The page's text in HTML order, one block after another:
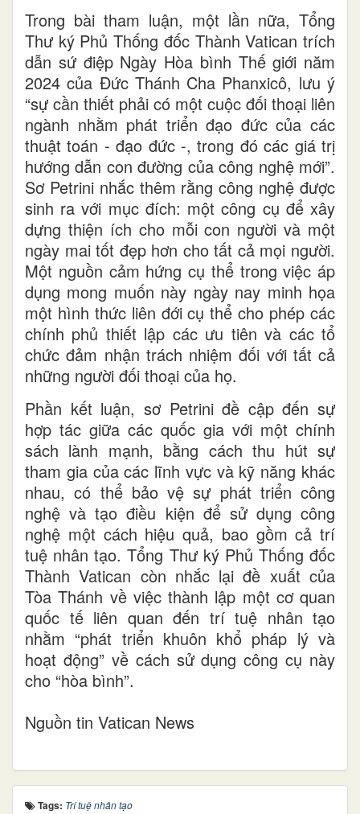
Trong bài tham luận, một lần nữa, Tổng
Thư ký Phủ Thống đốc Thành Vatican trích
dẫn sứ điệp Ngày Hòa bình Thế giới năm
2024 của Đức Thánh Cha Phanxicô, lưu ý
“sự cần thiết phải có một cuộc đối thoại liên
ngành nhằm phát triển đạo đức của các
thuật toán - đạo đức -, trong đó các giá trị
hướng dẫn con đường của công nghệ mới”.
Sơ Petrini nhắc thêm rằng công nghệ được
sinh ra với mục đích: một công cụ để xây
dựng thiện ích cho mỗi con người và một
ngày mai tốt đẹp hơn cho tất cả mọi người.
Một nguồn cảm hứng cụ thể trong việc áp
dụng mong muốn này ngày nay minh họa
một hình thức liên đới cụ thể cho phép các
chính phủ thiết lập các ưu tiên và các tổ
chức đảm nhận trách nhiệm đối với tất cả
những người đối thoại của họ.
Phần kết luận, sơ Petrini đề cập đến sự
hợp tác giữa các quốc gia với một chính
sách lành mạnh, bằng cách thu hút sự
tham gia của các lĩnh vực và kỹ năng khác
nhau, có thể bảo vệ sự phát triển công
nghệ và tạo điều kiện để sử dụng công
nghệ một cách hiệu quả, bao gồm cả trí
tuệ nhân tạo. Tổng Thư ký Phủ Thống đốc
Thành Vatican còn nhắc lại đề xuất của
Tòa Thánh về việc thành lập một cơ quan
quốc tế liên quan đến trí tuệ nhân tạo
nhằm “phát triển khuôn khổ pháp lý và
hoạt động” về cách sử dụng công cụ này
cho “hòa bình”.
Nguồn tin Vatican News
Tags: Trí tuệ nhân tạo